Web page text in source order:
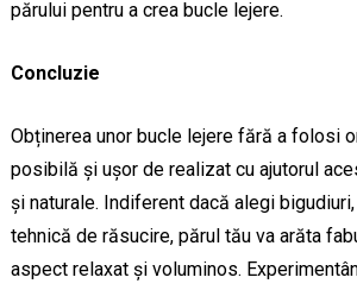
părului pentru a crea bucle lejere.
Concluzie
Obținerea unor bucle lejere fără a folosi
posibilă și ușor de realizat cu ajutorul
și naturale. Indiferent dacă alegi
tehnică de răsucire, părul tău va arăta
aspect relaxat și voluminos.